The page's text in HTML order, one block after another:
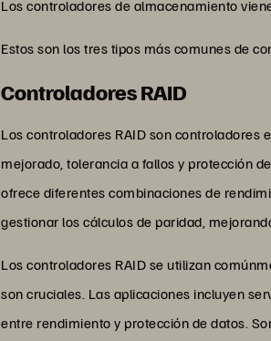
Los controladores de almacenamiento
Estos son los tres tipos más comunes de
Controladores RAID
Los controladores RAID son
mejorado, tolerancia a fallos y protección
ofrece diferentes combinaciones de
gestionar los cálculos de paridad,
Los controladores RAID se utilizan
son cruciales. Las aplicaciones incluyen
entre rendimiento y protección de datos.